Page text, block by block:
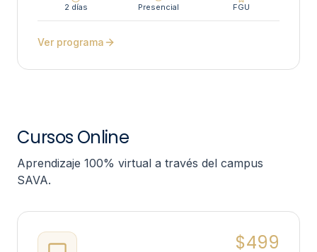
2 días Presencial FGU
Ver programa
Cursos Online
Aprendizaje 100% virtual a través del campus
SAVA.
$499